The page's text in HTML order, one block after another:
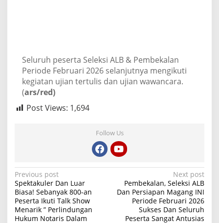
Seluruh peserta Seleksi ALB & Pembekalan
Periode Februari 2026 selanjutnya mengikuti
kegiatan ujian tertulis dan ujian wawancara.
(ars/red)
Post Views: 1,694
Follow Us
P
o
s
t
Previous post
Spektakuler Dan Luar
Biasa! Sebanyak 800-an
Peserta Ikuti Talk Show
Menarik ” Perlindungan
Hukum Notaris Dalam
Next post
Pembekalan, Seleksi ALB
Dan Persiapan Magang INI
Periode Februari 2026
Sukses Dan Seluruh
Peserta Sangat Antusias